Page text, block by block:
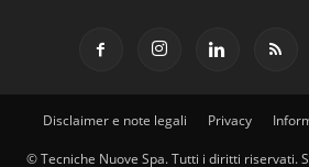
Disclaimer e note legali Privacy
© Tecniche Nuove Spa. Tutti i diritti riservati.